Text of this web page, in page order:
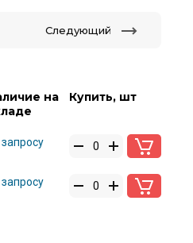
Следующий
на
Купить, шт